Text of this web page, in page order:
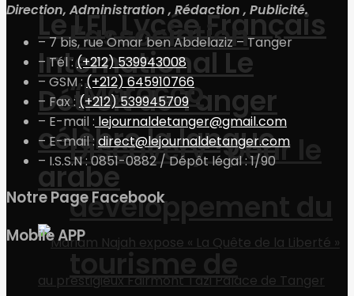
Le LFI, Lycée Français
International Le
Détroit de Tanger
célèbre la langue
arabe
l’association
“Morocco
Discovery” pour le
développement du
tourisme de
Direction, Administration , Rédaction , Publicité.
– 7 bis, rue Omar ben Abdelaziz – Tanger
– Tél :(+212) 539943008
– GSM :(+212) 645910766
– Fax : (+212) 539945709
– E-mail : lejournaldetanger@gmail.com
– E-mail :direct@lejournaldetanger.com
– I.S.S.N : 0851-0882 / Dépôt légal : 1/90
Notre Page Facebook
Mobile APP